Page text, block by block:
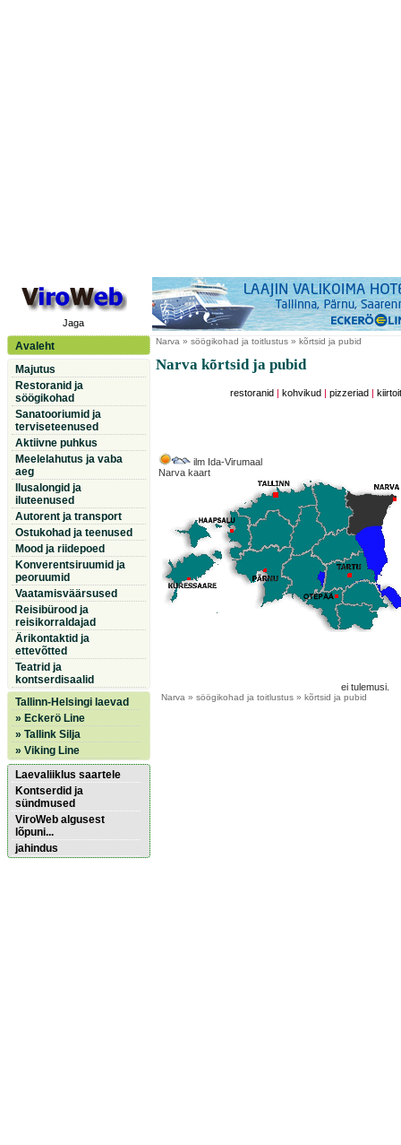
Jaga
Avaleht
Majutus
Restoranid ja
söögikohad
Sanatooriumid ja
terviseteenused
Aktiivne puhkus
Meelelahutus ja vaba
aeg
Ilusalongid ja
iluteenused
Autorent ja transport
Ostukohad ja teenused
Mood ja riidepoed
Konverentsiruumid ja
peoruumid
Vaatamisväärsused
Reisibürood ja
reisikorraldajad
Ärikontaktid ja
ettevõtted
Teatrid ja
kontserdisaalid
Tallinn-Helsingi laevad
» Eckerö Line
» Tallink Silja
» Viking Line
Laevaliiklus saartele
Kontserdid ja
sündmused
ViroWeb algusest
lõpuni...
jahindus
Narva » söögikohad ja toitlustus » kõrtsid ja pubid
Narva kõrtsid ja pubid
restoranid kohvikud pizzeriad kiirtoit
ilm Ida-Virumaal
Narva kaart
ei tulemusi.
Narva » söögikohad ja toitlustus » kõrtsid ja pubid